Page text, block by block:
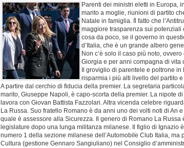
Parenti dei ministri eletti in Europa,
marito a moglie, riunioni di partito
Natale in famiglia. Il fatto che
maggiore trasparenza sui
cosa da poco, se il governo in
d’Italia, che è un grande albero
Non c’è solo il caso più noto,
Giorgia e per anni compagna di
Il groviglio di parentele e poltrone
risparmia i più alti livello del partito
A partire dal cerchio di fiducia della premier. La segretaria
marito, Giuseppe Napoli, è capo-scorta della premier. La nipote
lavora con Giovan Battista Fazzolari. Altra vicenda celebre
La Russa. Suo fratello Romano è da anni uno dei volti noti di An
quale è assessore alla Sicurezza. Il genero di Romano La Russa
legislature dopo una lunga militanza milanese. Il figlio di Ignazio
numero 1 della sezione milanese dell’Automobile Club Italia, ma
Cultura (gestione Gennaro Sangiuliano) nel Consiglio